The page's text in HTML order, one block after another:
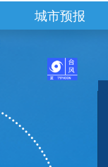
城市预报